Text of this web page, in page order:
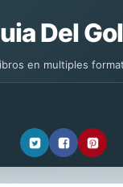
Del
en multiples